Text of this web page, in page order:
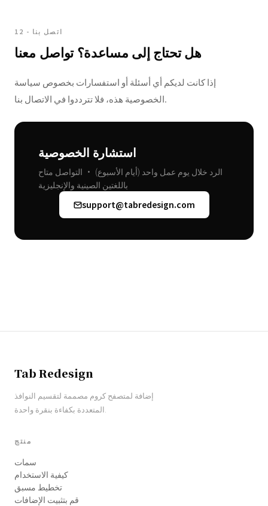
12 - اتصل بنا
هل تحتاج إلى مساعدة؟ تواصل معنا
إذا كانت لديكم أي أسئلة أو استفسارات بخصوص سياسة
الخصوصية هذه، فلا تترددوا في الاتصال بنا.
استشارة الخصوصية
الرد خلال يوم عمل واحد (أيام الأسبوع) • التواصل متاح
باللغتين الصينية والإنجليزية
support@tabredesign.com
Tab Redesign
إضافة لمتصفح كروم مصممة لتقسيم النوافذ
المتعددة بكفاءة بنقرة واحدة.
منتج
سمات
كيفية الاستخدام
تخطيط مسبق
قم بتثبيت الإضافات